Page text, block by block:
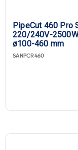
PipeCut 460 Pro
220/240V-
ø100-460 mm
SANPCR460